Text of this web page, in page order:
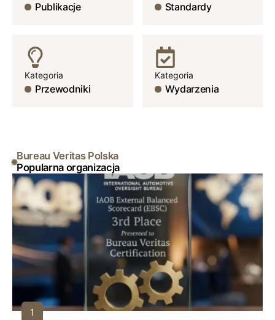
Publikacje Standardy
Kategoria
Przewodniki
Kategoria
Wydarzenia
Popularna organizacja
Bureau Veritas Polska